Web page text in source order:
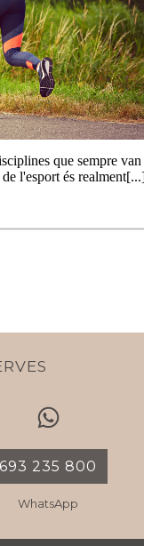
que sempre van
l'esport és
693 235 800
WhatsApp